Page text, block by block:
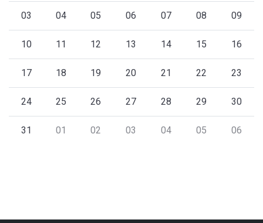
03 04 05 06 07 08 09
10 11 12 13 14 15 16
17 18 19 20 21 22 23
24 25 26 27 28 29 30
31 01 02 03 04 05 06